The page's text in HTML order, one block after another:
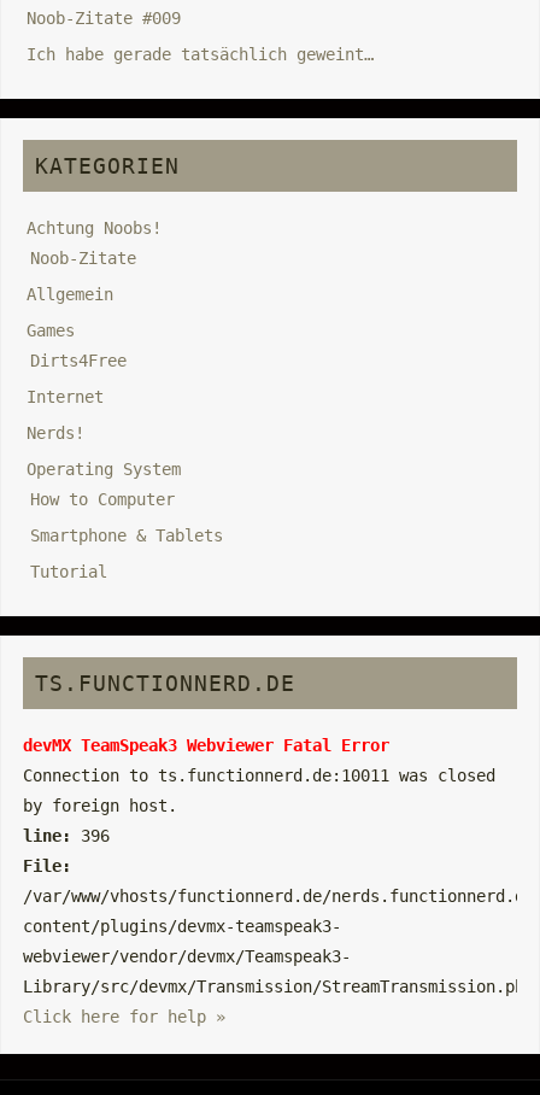
Noob-Zitate #009
Ich habe gerade tatsächlich geweint…
KATEGORIEN
Achtung Noobs!
Noob-Zitate
Allgemein
Games
Dirts4Free
Internet
Nerds!
Operating System
How to Computer
Smartphone & Tablets
Tutorial
TS.FUNCTIONNERD.DE
devMX TeamSpeak3 Webviewer Fatal Error
Connection to ts.functionnerd.de:10011 was closed
by foreign host.
line: 396
File:
/var/www/vhosts/functionnerd.de/
content/plugins/devmx-teamspeak3-
webviewer/vendor/devmx/Teamspeak3-
Library/src/devmx/Transmission/StreamTransmission.php
Click here for help »